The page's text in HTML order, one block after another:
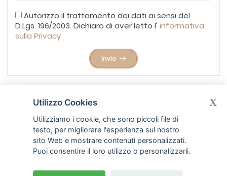
Autorizzo il trattamento dei dati ai sensi del
D.Lgs. 196/2003. Dichiaro di aver letto l' informativa
sulla Privacy
Invia
Utilizzo Cookies
Utilizziamo i cookie, che sono piccoli file di
testo, per migliorare l'esperienza sul nostro
sito Web e mostrare contenuti personalizzati.
Puoi consentire il loro utilizzo o personalizzarli.
X